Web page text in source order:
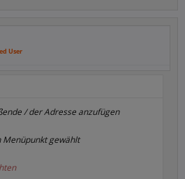
User
/ der Adresse anzufügen
Menüpunkt gewählt